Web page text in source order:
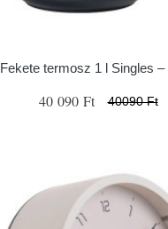
Fekete termosz 1 l Singles –
40 090 Ft 40090 Ft